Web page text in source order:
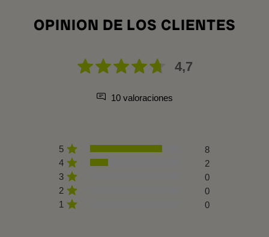
OPINION DE LOS CLIENTES
4,7
10 valoraciones
5
8
4
2
3
0
2
0
1
0